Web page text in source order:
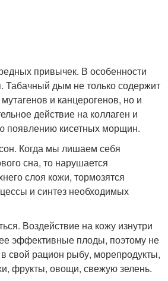
привычек. В особенности
Табачный дым не только содержит
и канцерогенов, но и
действие на коллаген и
появлению кисетных морщин.
Когда мы лишаем себя
сна, то нарушается
слоя кожи, тормозятся
и синтез необходимых
Воздействие на кожу изнутри
эффективные плоды, поэтому не
свой рацион рыбу, морепродукты,
фрукты, овощи, свежую зелень.